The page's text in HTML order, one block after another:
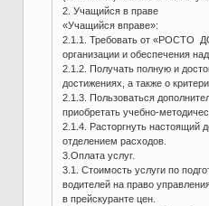
2. Учащийся в праве
«Учащийся вправе»:
2.1.1. Требовать от «РОСТО
организации и обеспечения
2.1.2. Получать полную и
достижениях, а также о
2.1.3. Пользоваться
приобретать учебно-
2.1.4. Расторгнуть
отделением расходов.
3.Оплата услуг.
3.1. Стоимость услуги по
водителей на право
в прейскуранте цен.